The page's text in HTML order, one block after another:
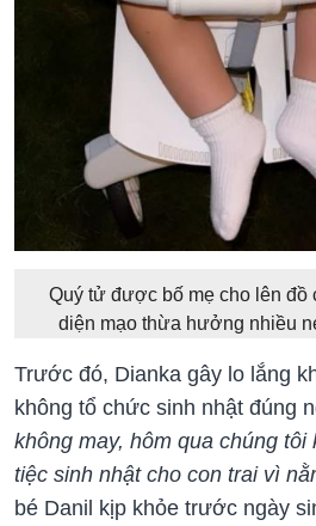
Quý tử được bố mẹ cho lên đồ
diện mạo thừa hưởng nhiều
Trước đó, Dianka gây lo lắng
không tổ chức sinh nhật đúng
không may, hôm qua chúng tôi
tiệc sinh nhật cho con trai vì
bé Danil kịp khỏe trước ngày